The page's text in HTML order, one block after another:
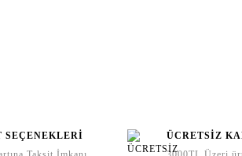
SEÇENEKLERİ
ÜCRETSİZ